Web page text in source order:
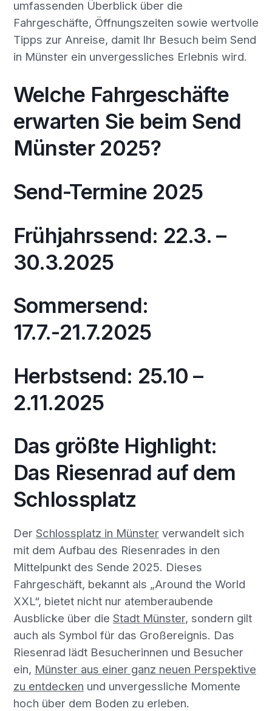
umfassenden Überblick über die
Fahrgeschäfte, Öffnungszeiten sowie wertvolle
Tipps zur Anreise, damit Ihr Besuch beim Send
in Münster ein unvergessliches Erlebnis wird.
Welche Fahrgeschäfte
erwarten Sie beim Send
Münster 2025?
Send-Termine 2025
Frühjahrssend: 22.3. –
30.3.2025
Sommersend:
17.7.-21.7.2025
Herbstsend: 25.10 –
2.11.2025
Das größte Highlight:
Das Riesenrad auf dem
Schlossplatz
Der Schlossplatz in Münsterverwandelt sich
mit dem Aufbau des Riesenrades in den
Mittelpunkt des Sende 2025. Dieses
Fahrgeschäft, bekannt als „Around the World
XXL“, bietet nicht nur atemberaubende
Ausblicke über die Stadt Münster, sondern gilt
auch als Symbol für das Großereignis. Das
Riesenrad lädt Besucherinnen und Besucher
ein, Münster aus einer ganz neuen Perspektive
zu entdecken und unvergessliche Momente
hoch über dem Boden zu erleben.